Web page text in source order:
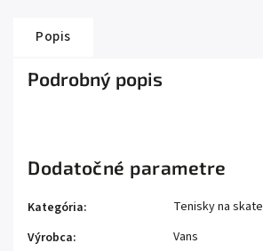
Popis
Podrobný popis
Dodatočné parametre
Kategória:
Tenisky na skate
Výrobca: Vans